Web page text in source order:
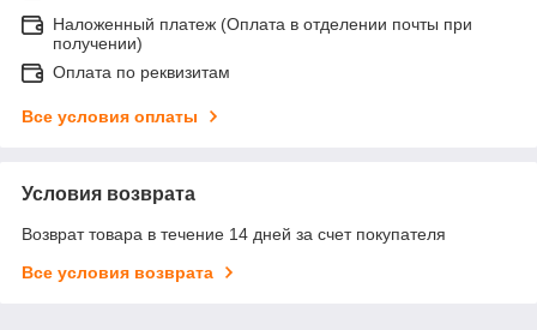
Наложенный платеж (Оплата в отделении почты при
получении)
Оплата по реквизитам
Все условия оплаты
Условия возврата
Возврат товара в течение 14 дней за счет покупателя
Все условия возврата